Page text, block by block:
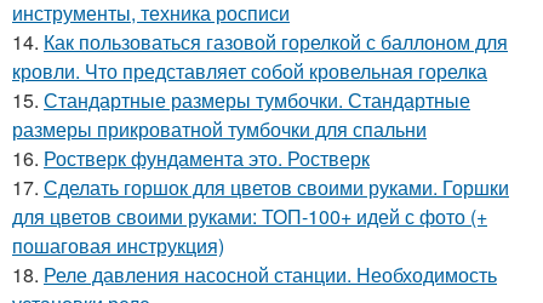
инструменты, техника росписи
14. Как пользоваться газовой горелкой с баллоном для
кровли. Что представляет собой кровельная горелка
15. Стандартные размеры тумбочки. Стандартные
размеры прикроватной тумбочки для спальни
16. Ростверк фундамента это. Ростверк
17. Сделать горшок для цветов своими руками. Горшки
для цветов своими руками: ТОП-100+ идей с фото (+
пошаговая инструкция)
18. Реле давления насосной станции. Необходимость